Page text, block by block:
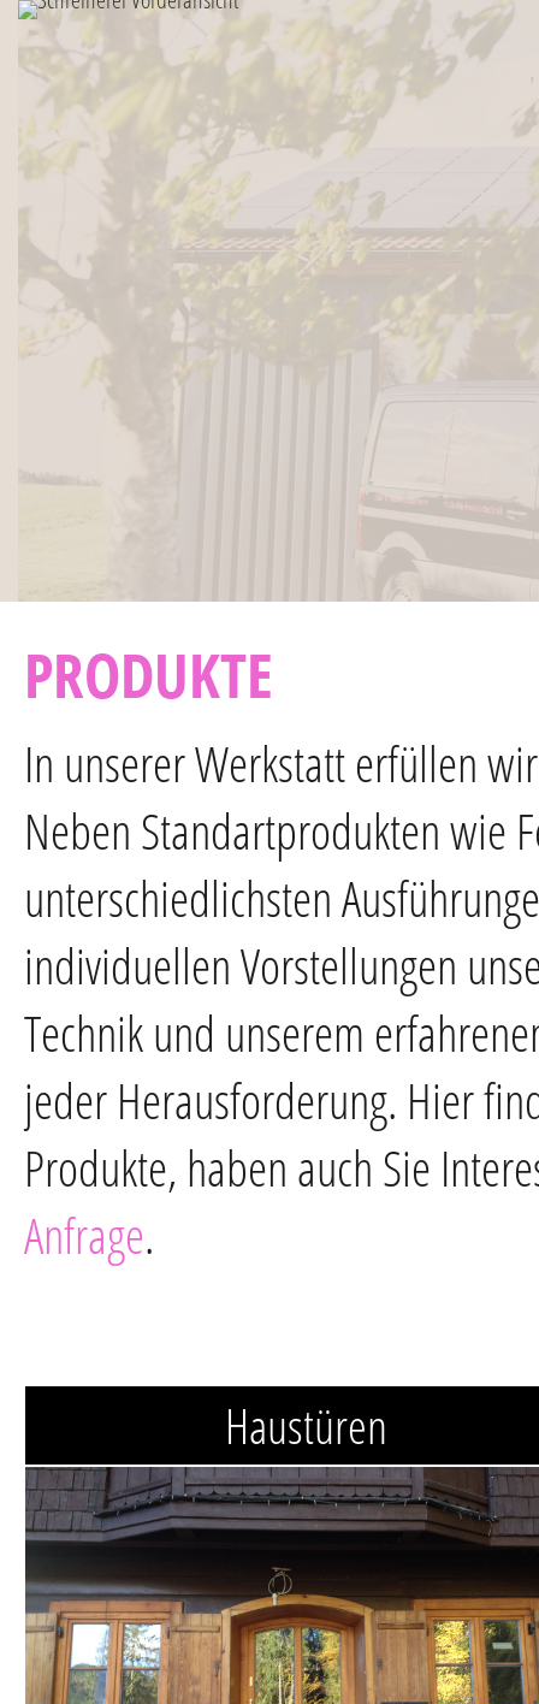
PRODUKTE
In unserer Werkstatt erfüllen
Neben Standartprodukten wie
unterschiedlichsten
individuellen Vorstellungen
Technik und unserem
jeder Herausforderung. Hier
Produkte, haben auch Sie
Anfrage.
Haustüren